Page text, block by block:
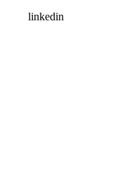
linkedin